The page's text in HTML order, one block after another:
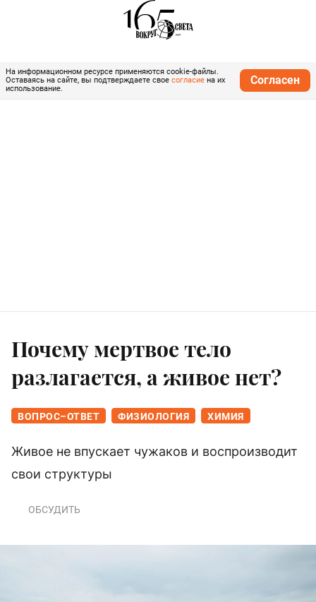
На информационном ресурсе применяются cookie-файлы.
Оставаясь на сайте, вы подтверждаете свое согласие на их
использование.
Согласен
Почему мертвое тело
разлагается, а живое нет?
ВОПРОС–ОТВЕТ ФИЗИОЛОГИЯ ХИМИЯ
Живое не впускает чужаков и воспроизводит
свои структуры
ОБСУДИТЬ